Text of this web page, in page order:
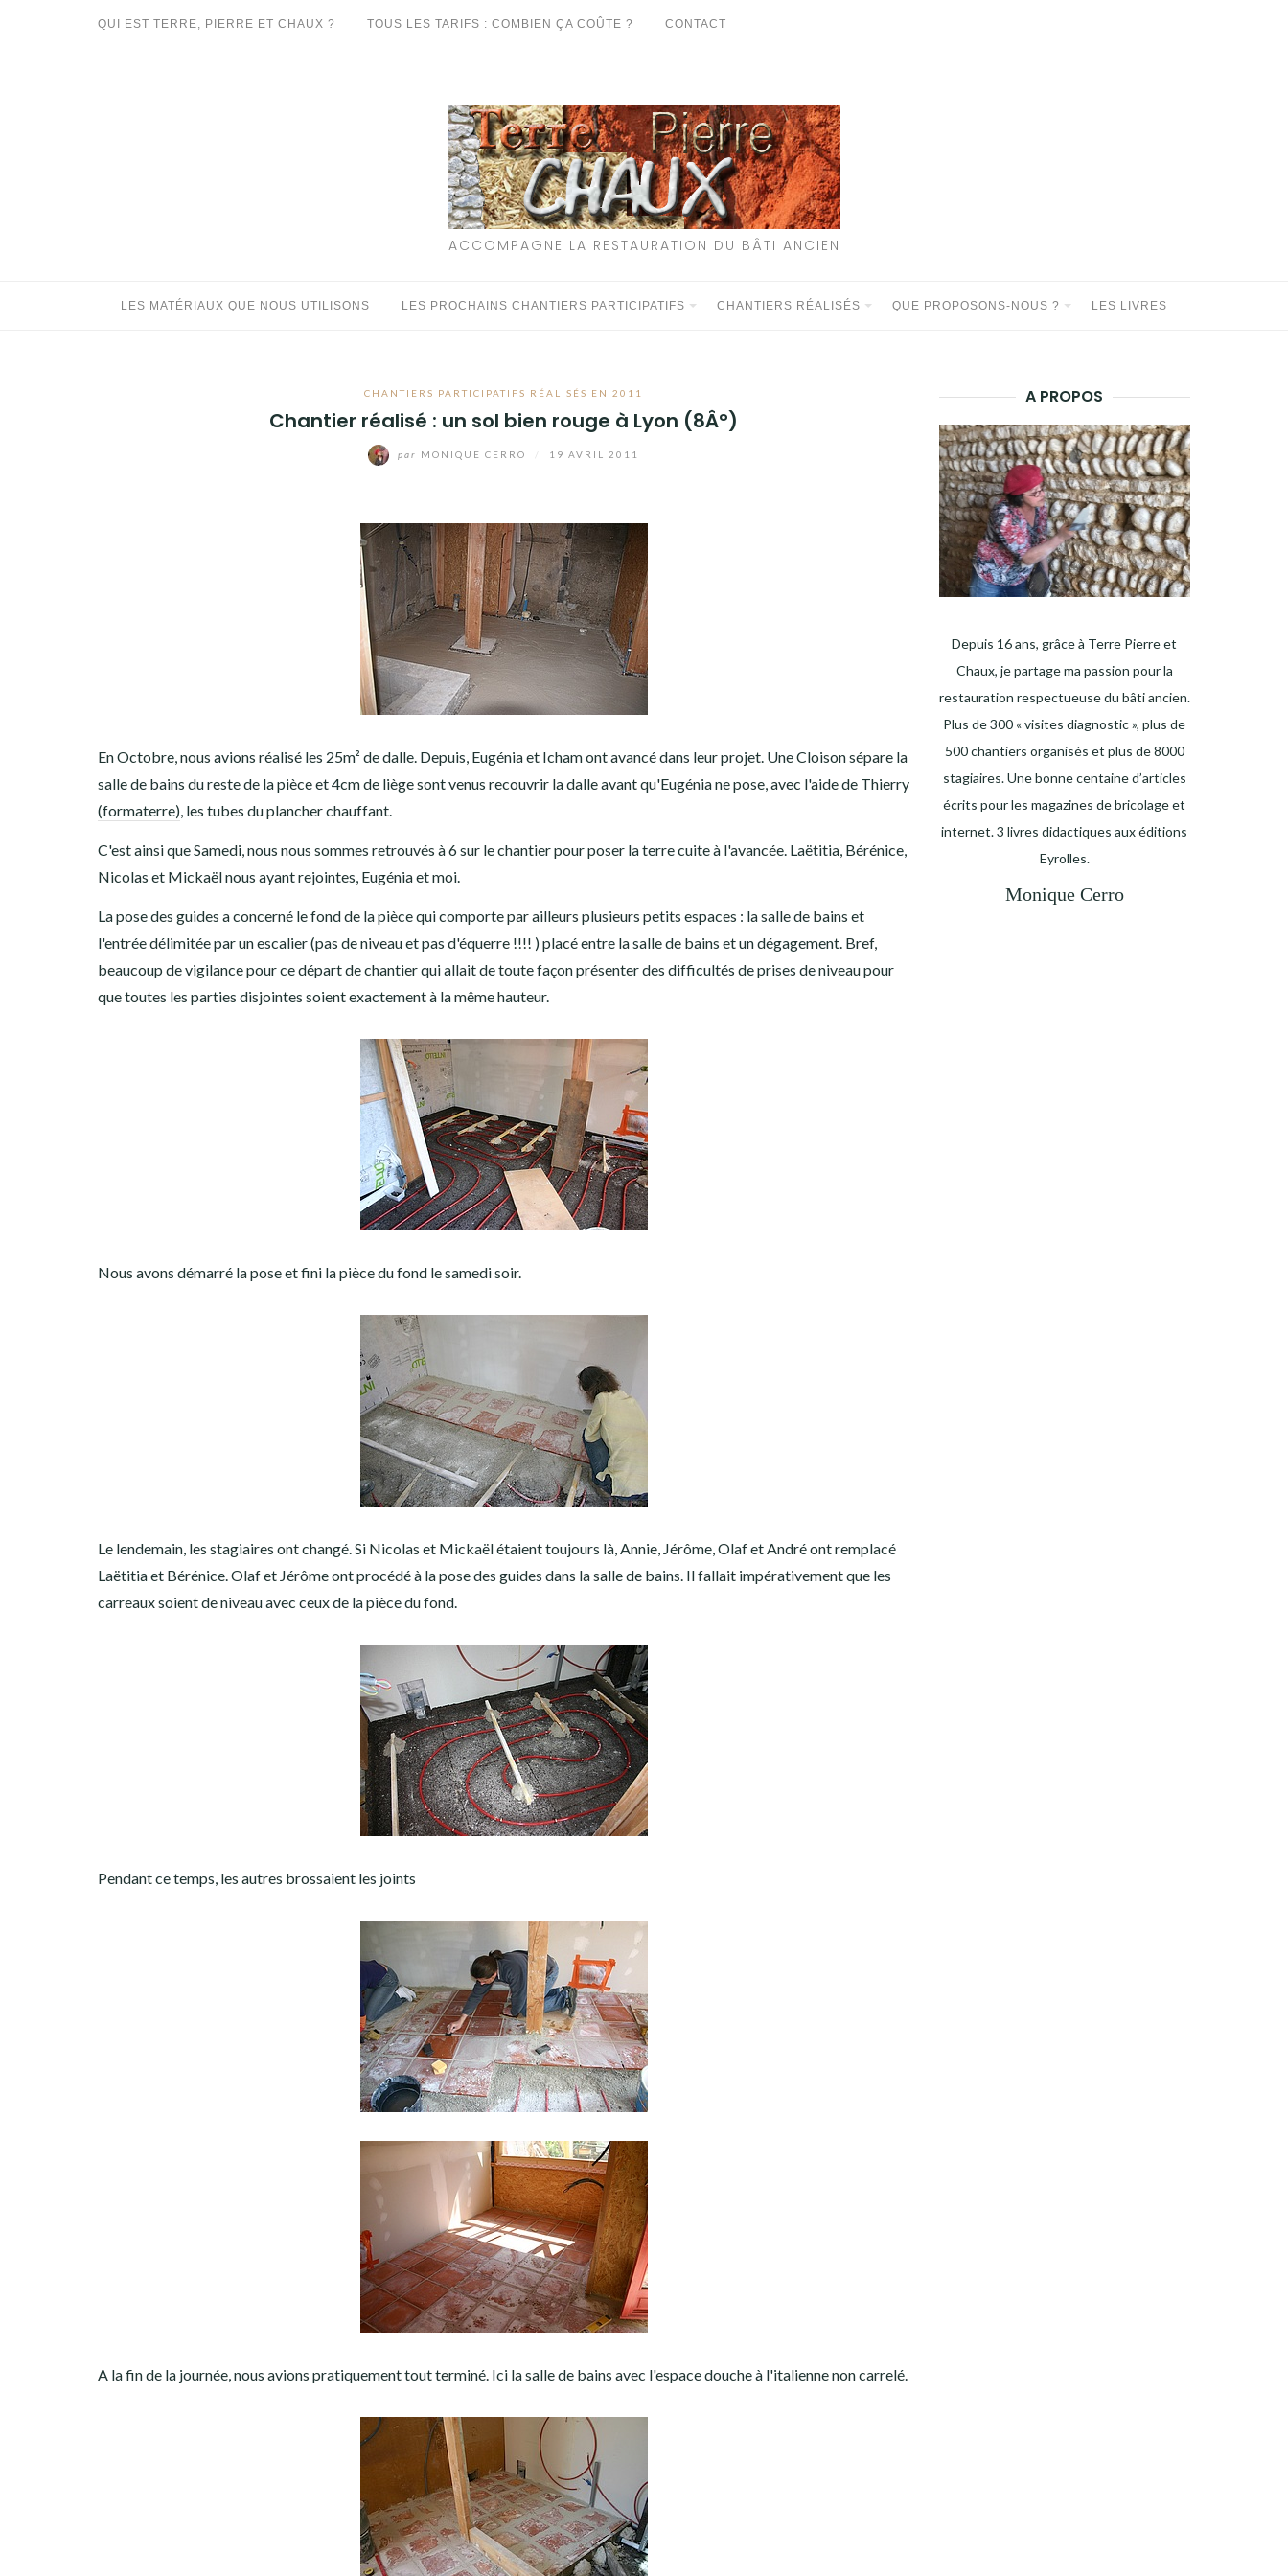
QUI EST TERRE, PIERRE ET CHAUX ? TOUS LES TARIFS : COMBIEN ÇA COÛTE ? CONTACT
ACCOMPAGNE LA RESTAURATION DU BÂTI ANCIEN
LES MATÉRIAUX QUE NOUS UTILISONS LES PROCHAINS CHANTIERS PARTICIPATIFS CHANTIERS RÉALISÉS QUE PROPOSONS-NOUS ? LES LIVRES
CHANTIERS PARTICIPATIFS RÉALISÉS EN 2011
Chantier réalisé : un sol bien rouge à Lyon (8Â°)
par MONIQUE CERRO 19 AVRIL 2011
En Octobre, nous avions réalisé les 25m² de dalle. Depuis, Eugénia et Icham ont avancé dans leur projet. Une Cloison sépare la
salle de bains du reste de la pièce et 4cm de liège sont venus recouvrir la dalle avant qu'Eugénia ne pose, avec l'aide de Thierry
(formaterre), les tubes du plancher chauffant.
C'est ainsi que Samedi, nous nous sommes retrouvés à 6 sur le chantier pour poser la terre cuite à l'avancée. Laëtitia, Bérénice,
Nicolas et Mickaël nous ayant rejointes, Eugénia et moi.
La pose des guides a concerné le fond de la pièce qui comporte par ailleurs plusieurs petits espaces : la salle de bains et
l'entrée délimitée par un escalier (pas de niveau et pas d'équerre !!!! ) placé entre la salle de bains et un dégagement. Bref,
beaucoup de vigilance pour ce départ de chantier qui allait de toute façon présenter des difficultés de prises de niveau pour
que toutes les parties disjointes soient exactement à la même hauteur.
Nous avons démarré la pose et fini la pièce du fond le samedi soir.
Le lendemain, les stagiaires ont changé. Si Nicolas et Mickaël étaient toujours là, Annie, Jérôme, Olaf et André ont remplacé
Laëtitia et Bérénice. Olaf et Jérôme ont procédé à la pose des guides dans la salle de bains. Il fallait impérativement que les
carreaux soient de niveau avec ceux de la pièce du fond.
Pendant ce temps, les autres brossaient les joints
A la fin de la journée, nous avions pratiquement tout terminé. Ici la salle de bains avec l'espace douche à l'italienne non carrelé.
A PROPOS
Depuis 16 ans, grâce à Terre Pierre et
Chaux, je partage ma passion pour la
restauration respectueuse du bâti ancien.
Plus de 300 « visites diagnostic », plus de
500 chantiers organisés et plus de 8000
stagiaires. Une bonne centaine d’articles
écrits pour les magazines de bricolage et
internet. 3 livres didactiques aux éditions
Eyrolles.
Monique Cerro